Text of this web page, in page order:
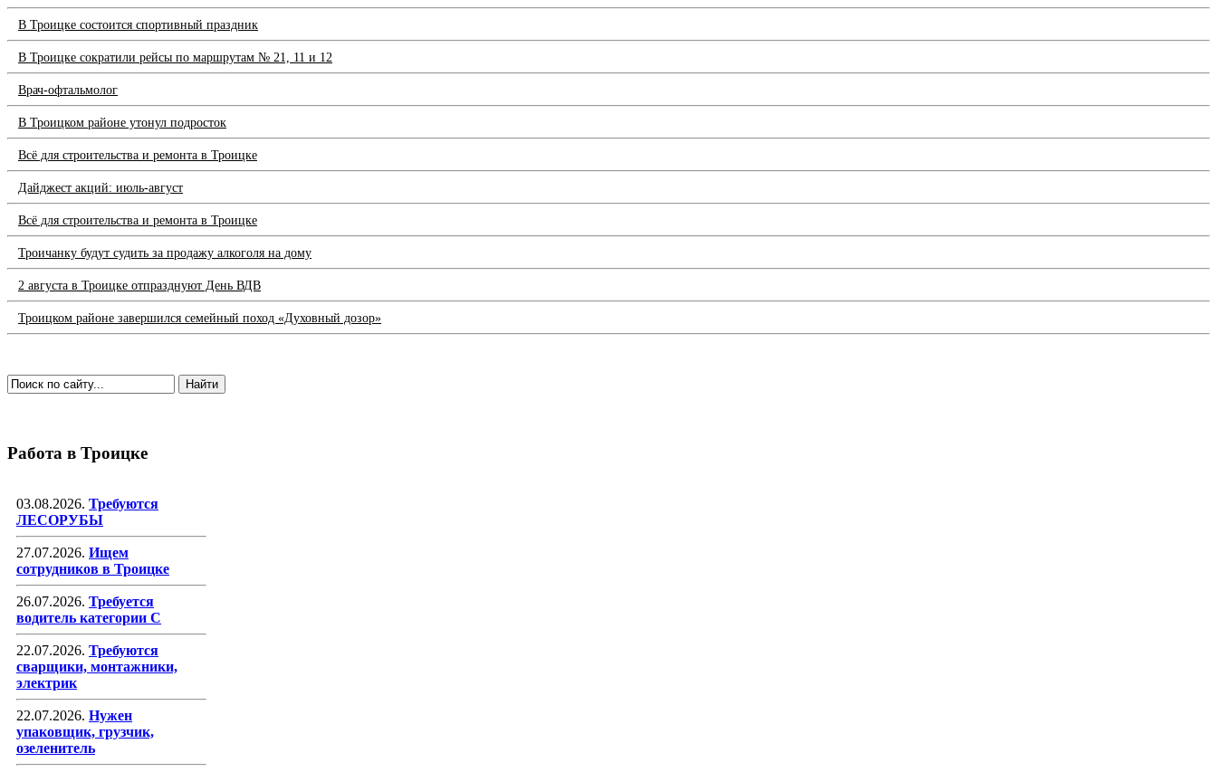
В Троицке состоится спортивный праздник
В Троицке сократили рейсы по маршрутам № 21, 11 и 12
Врач-офтальмолог
В Троицком районе утонул подросток
Всё для строительства и ремонта в Троицке
Дайджест акций: июль-август
Всё для строительства и ремонта в Троицке
Троичанку будут судить за продажу алкоголя на дому
2 августа в Троицке отпразднуют День ВДВ
Троицком районе завершился семейный поход «Духовный дозор»
Работа в Троицке
03.08.2026. Требуются
ЛЕСОРУБЫ
27.07.2026. Ищем
сотрудников в Троицке
26.07.2026. Требуется
водитель категории С
22.07.2026. Требуются
сварщики, монтажники,
электрик
22.07.2026. Нужен
упаковщик, грузчик,
озеленитель